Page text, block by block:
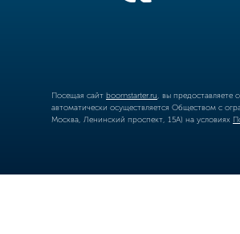
Посещая сайт boomstarter.ru , вы
автоматически осуществляется Обществом с
Москва, Ленинский проспект, 15А) на условиях